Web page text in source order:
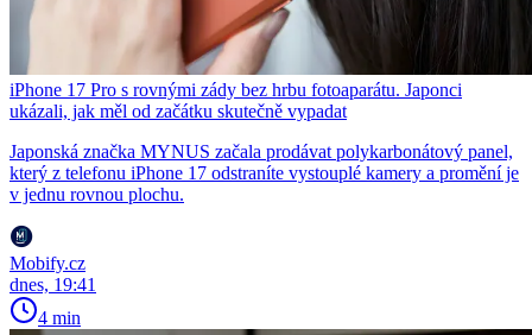
iPhone 17 Pro s rovnými zády bez hrbu fotoaparátu. Japonci
ukázali, jak měl od začátku skutečně vypadat
Japonská značka MYNUS začala prodávat polykarbonátový panel,
který z telefonu iPhone 17 odstraníte vystouplé kamery a promění je
v jednu rovnou plochu.
Mobify.cz
dnes, 19:41
4 min